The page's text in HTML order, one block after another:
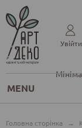
Увійти
MENU
Головна сторінка →